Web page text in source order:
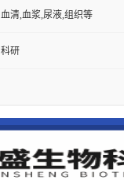
血清,血浆,尿液,组织等
科研